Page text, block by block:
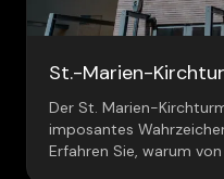
St.-Marien-
Der St. Marien-
imposantes
Erfahren Sie, warum